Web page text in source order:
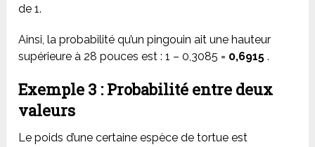
de 1.
Ainsi, la probabilité qu’un pingouin ait une hauteur
supérieure à 28 pouces est : 1 – 0,3085 = 0,6915 .
Exemple 3 : Probabilité entre deux
valeurs
Le poids d’une certaine espèce de tortue est